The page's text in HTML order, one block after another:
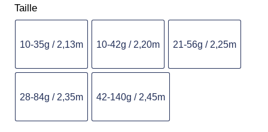
Taille
10-35g / 2,13m 10-42g / 2,20m 21-56g / 2,25m
28-84g / 2,35m 42-140g / 2,45m